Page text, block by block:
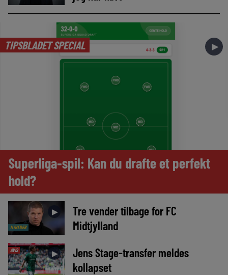
TIPSBLADET SPECIAL ►
Superliga-spil: Kan du drafte et perfekt
hold?
NYHEDER
►
Tre vender tilbage for FC
Midtjylland
AVIS ►
Jens Stage-transfer meldes
kollapset